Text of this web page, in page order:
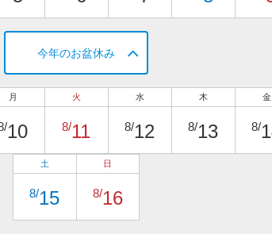
今年のお盆休み
月
10
火
8/11
水
8/12
木
8/13
金
8/
土
8/15
日
8/16